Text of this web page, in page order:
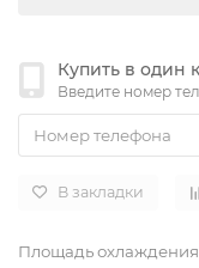
Купить в один
Введите номер
В закладки
Площадь